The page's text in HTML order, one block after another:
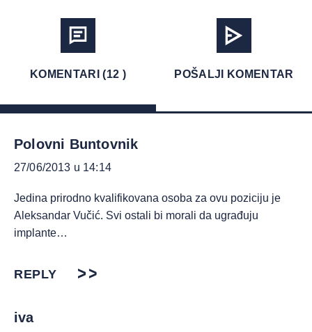
KOMENTARI (12 ) POŠALJI KOMENTAR
Polovni Buntovnik
27/06/2013 u 14:14
Jedina prirodno kvalifikovana osoba za ovu poziciju je
Aleksandar Vučić. Svi ostali bi morali da ugrađuju
implante…
REPLY
iva